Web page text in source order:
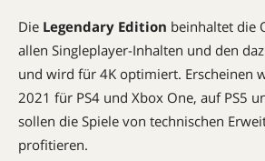
Die Legendary Edition beinhaltet die
allen Singleplayer-Inhalten und den
und wird für 4K optimiert. Erscheinen
2021 für PS4 und Xbox One, auf PS5
sollen die Spiele von technischen
profitieren.